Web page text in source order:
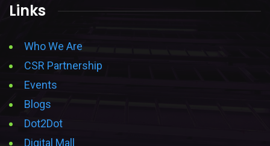
Links
Who We Are
CSR Partnership
Events
Blogs
Dot2Dot
Digital Mall